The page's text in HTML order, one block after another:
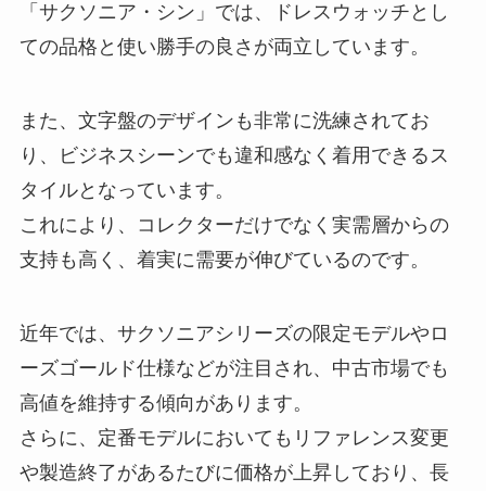
「サクソニア・シン」では、ドレスウォッチとし
ての品格と使い勝手の良さが両立しています。
また、文字盤のデザインも非常に洗練されてお
り、ビジネスシーンでも違和感なく着用できるス
タイルとなっています。
これにより、コレクターだけでなく実需層からの
支持も高く、着実に需要が伸びているのです。
近年では、サクソニアシリーズの限定モデルやロ
ーズゴールド仕様などが注目され、中古市場でも
高値を維持する傾向があります。
さらに、定番モデルにおいてもリファレンス変更
や製造終了があるたびに価格が上昇しており、長